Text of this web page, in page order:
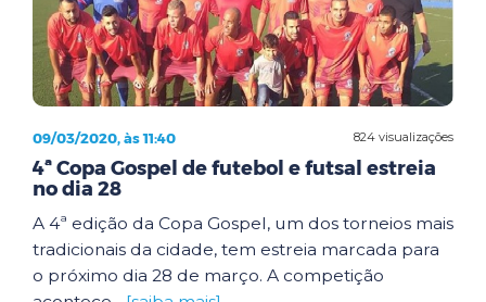
824 visualizações
09/03/2020, às 11:40
4ª Copa Gospel de futebol e futsal estreia
no dia 28
A 4ª edição da Copa Gospel, um dos torneios mais
tradicionais da cidade, tem estreia marcada para
o próximo dia 28 de março. A competição